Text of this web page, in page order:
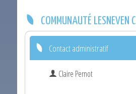
COMMUNAUTÉ LESNEVEN
Contact administratif
Claire Pernot